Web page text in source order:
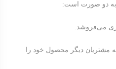
به دو صورت است:
دیگر محصول خود را